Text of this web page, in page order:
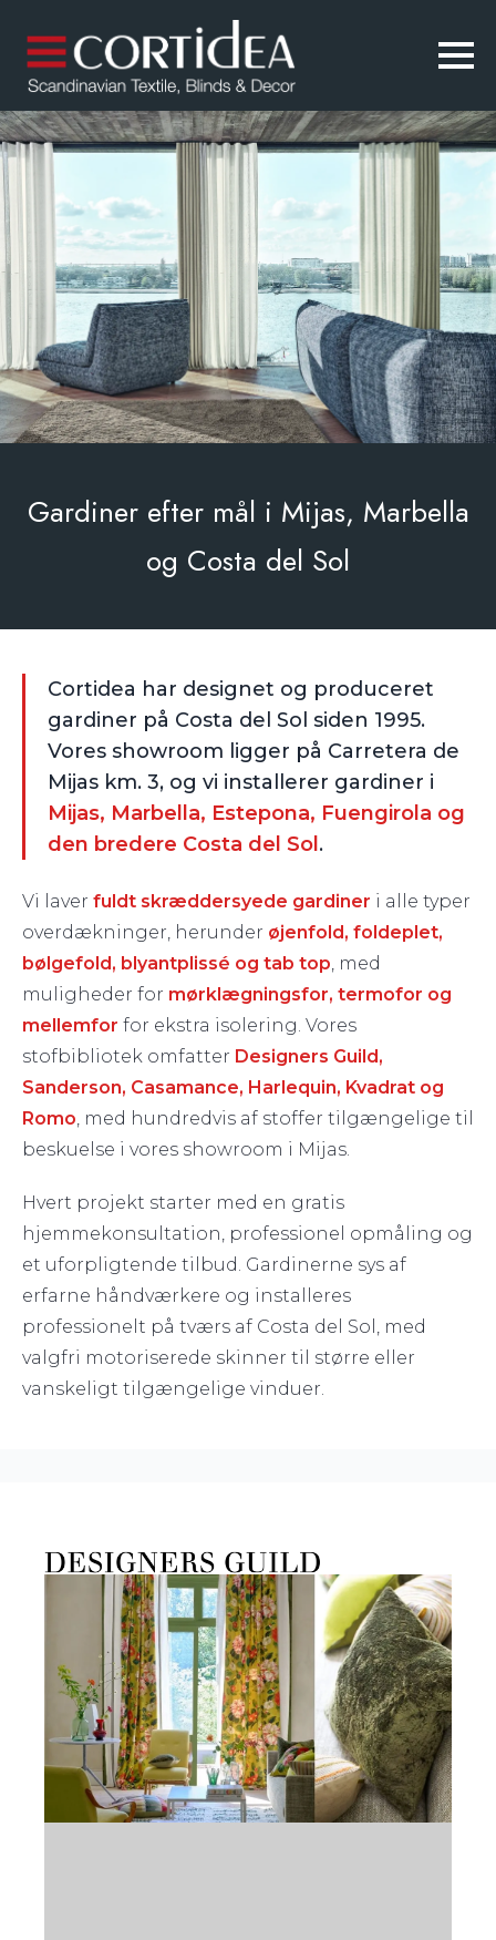
Gardiner efter mål i Mijas, Marbella
og Costa del Sol
Cortidea har designet og produceret
gardiner på Costa del Sol siden 1995.
Vores showroom ligger på Carretera de
Mijas km. 3, og vi installerer gardiner i
Mijas, Marbella, Estepona, Fuengirola og
den bredere Costa del Sol .
Vi laver fuldt skræddersyede gardiner i alle typer
overdækninger, herunder øjenfold, foldeplet,
bølgefold, blyantplissé og tab top, med
muligheder for mørklægningsfor, termofor og
mellemfor for ekstra isolering. Vores
stofbibliotek omfatter Designers Guild,
Sanderson, Casamance, Harlequin, Kvadrat og
Romo, med hundredvis af stoffer tilgængelige til
beskuelse i vores showroom i Mijas.
Hvert projekt starter med en gratis
hjemmekonsultation, professionel opmåling og
et uforpligtende tilbud. Gardinerne sys af
erfarne håndværkere og installeres
professionelt på tværs af Costa del Sol, med
valgfri motoriserede skinner til større eller
vanskeligt tilgængelige vinduer.